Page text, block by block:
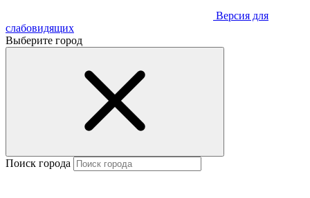
Версия для
слабовидящих
Выберите город
Поиск города